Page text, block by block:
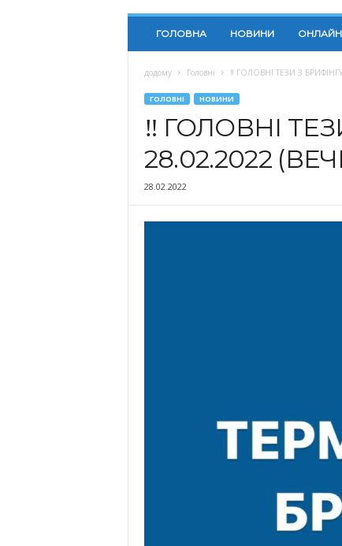
ГОЛОВНА НОВИНИ ОНЛАЙН
додому Головні ‼️ ГОЛОВНІ ТЕЗИ З
ГОЛОВНІ НОВИНИ
‼️ ГОЛОВНІ
28.02.2022
28.02.2022